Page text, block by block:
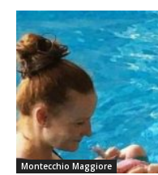
Montecchio Maggiore